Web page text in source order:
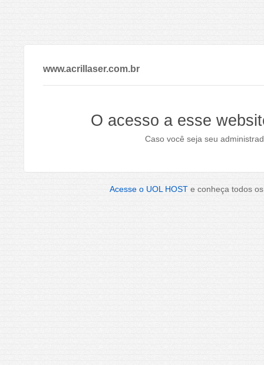
www.acrillaser.com.br
O acesso a esse
Caso você seja seu
Acesse o UOL HOST e conheça todos